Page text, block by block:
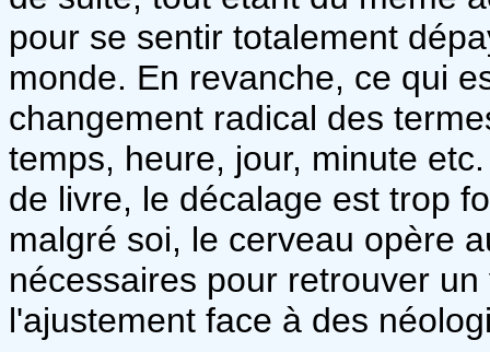
pour se sentir totalement
monde. En revanche, ce qui
changement radical des
temps, heure, jour, minute
de livre, le décalage est trop
malgré soi, le cerveau opère
nécessaires pour retrouver
l'ajustement face à des